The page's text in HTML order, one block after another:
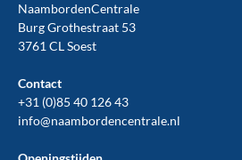
NaambordenCentrale
Burg Grothestraat 53
3761 CL Soest
Contact
+31 (0)85 40 126 43
info@naambordencentrale.nl